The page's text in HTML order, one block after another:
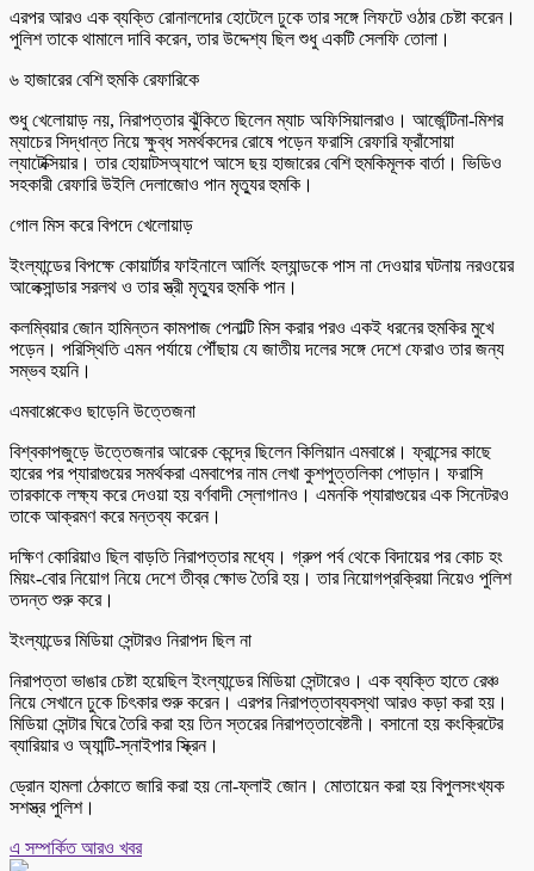
এরপর আরও এক ব্যক্তি রোনালদোর হোটেলে ঢুকে তার সঙ্গে লিফটে ওঠার চেষ্টা করেন।
পুলিশ তাকে থামালে দাবি করেন, তার উদ্দেশ্য ছিল শুধু একটি সেলফি তোলা।
৬ হাজারের বেশি হুমকি রেফারিকে
শুধু খেলোয়াড় নয়, নিরাপত্তার ঝুঁকিতে ছিলেন ম্যাচ অফিসিয়ালরাও। আর্জেন্টিনা-মিশর
ম্যাচের সিদ্ধান্ত নিয়ে ক্ষুব্ধ সমর্থকদের রোষে পড়েন ফরাসি রেফারি ফ্রাঁসোয়া
ল্যাটেক্সিয়ার। তার হোয়াটসঅ্যাপে আসে ছয় হাজারের বেশি হুমকিমূলক বার্তা। ভিডিও
সহকারী রেফারি উইলি দেলাজোও পান মৃত্যুর হুমকি।
গোল মিস করে বিপদে খেলোয়াড়
ইংল্যান্ডের বিপক্ষে কোয়ার্টার ফাইনালে আর্লিং হল্যান্ডকে পাস না দেওয়ার ঘটনায় নরওয়ের
আলেক্সান্ডার সরলথ ও তার স্ত্রী মৃত্যুর হুমকি পান।
কলম্বিয়ার জোন হামিন্তন কামপাজ পেনাল্টি মিস করার পরও একই ধরনের হুমকির মুখে
পড়েন। পরিস্থিতি এমন পর্যায়ে পৌঁছায় যে জাতীয় দলের সঙ্গে দেশে ফেরাও তার জন্য
সম্ভব হয়নি।
এমবাপ্পেকেও ছাড়েনি উত্তেজনা
বিশ্বকাপজুড়ে উত্তেজনার আরেক কেন্দ্রে ছিলেন কিলিয়ান এমবাপ্পে। ফ্রান্সের কাছে
হারের পর প্যারাগুয়ের সমর্থকরা এমবাপের নাম লেখা কুশপুত্তলিকা পোড়ান। ফরাসি
তারকাকে লক্ষ্য করে দেওয়া হয় বর্ণবাদী স্লোগানও। এমনকি প্যারাগুয়ের এক সিনেটরও
তাকে আক্রমণ করে মন্তব্য করেন।
দক্ষিণ কোরিয়াও ছিল বাড়তি নিরাপত্তার মধ্যে। গ্রুপ পর্ব থেকে বিদায়ের পর কোচ হং
মিয়ং-বোর নিয়োগ নিয়ে দেশে তীব্র ক্ষোভ তৈরি হয়। তার নিয়োগপ্রক্রিয়া নিয়েও পুলিশ
তদন্ত শুরু করে।
ইংল্যান্ডের মিডিয়া সেন্টারও নিরাপদ ছিল না
নিরাপত্তা ভাঙার চেষ্টা হয়েছিল ইংল্যান্ডের মিডিয়া সেন্টারেও। এক ব্যক্তি হাতে রেঞ্চ
নিয়ে সেখানে ঢুকে চিৎকার শুরু করেন। এরপর নিরাপত্তাব্যবস্থা আরও কড়া করা হয়।
মিডিয়া সেন্টার ঘিরে তৈরি করা হয় তিন স্তরের নিরাপত্তাবেষ্টনী। বসানো হয় কংক্রিটের
ব্যারিয়ার ও অ্যান্টি-স্নাইপার স্ক্রিন।
ড্রোন হামলা ঠেকাতে জারি করা হয় নো-ফ্লাই জোন। মোতায়েন করা হয় বিপুলসংখ্যক
সশস্ত্র পুলিশ।
এ সম্পর্কিত আরও খবর